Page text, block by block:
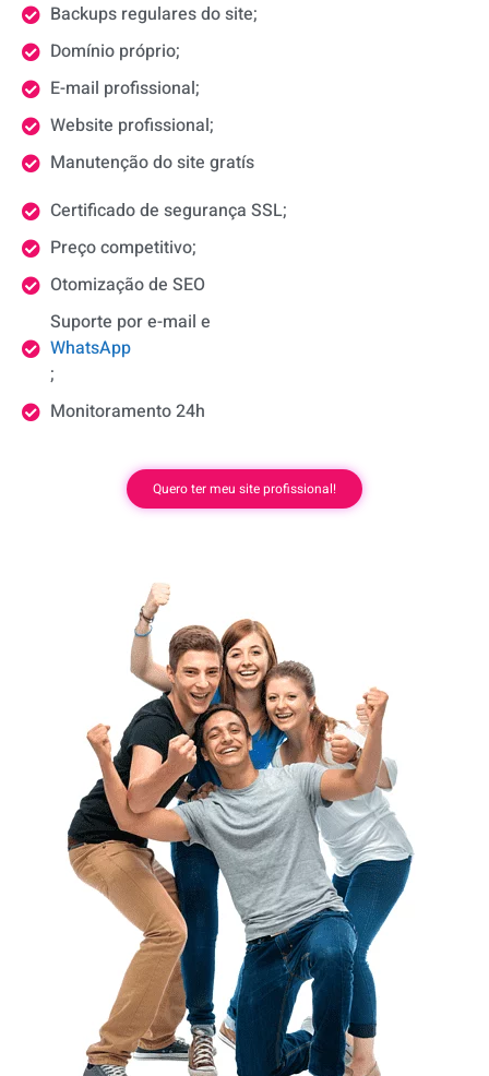
Backups regulares do site;
Domínio próprio;
E-mail profissional;
Website profissional;
Manutenção do site gratís
Certificado de segurança SSL;
Preço competitivo;
Otomização de SEO
Suporte por e-mail e
WhatsApp
;
Monitoramento 24h
Quero ter meu site profissional!